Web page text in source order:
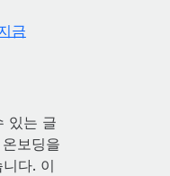
금
있는 글
보딩을
다. 이